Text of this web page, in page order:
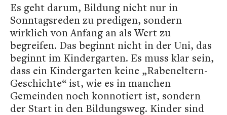
Es geht darum, Bildung nicht nur in
Sonntagsreden zu predigen, sondern
wirklich von Anfang an als Wert zu
begreifen. Das beginnt nicht in der Uni, das
beginnt im Kindergarten. Es muss klar sein,
dass ein Kindergarten keine „Rabeneltern-
Geschichte“ ist, wie es in manchen
Gemeinden noch konnotiert ist, sondern
der Start in den Bildungsweg. Kinder sind